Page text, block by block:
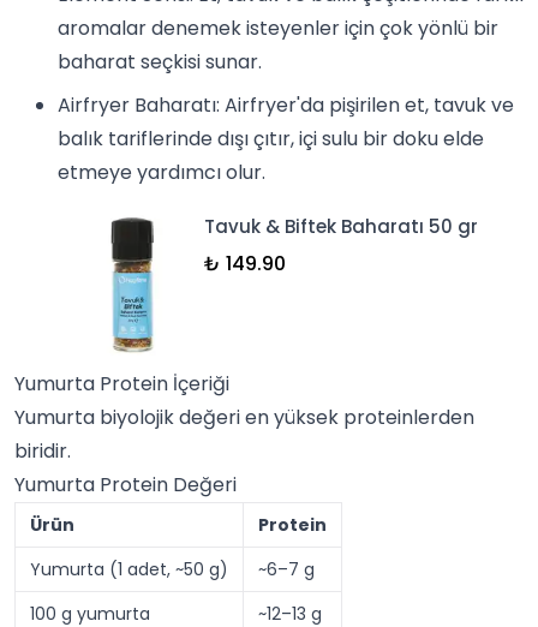
aromalar denemek isteyenler için çok yönlü bir
baharat seçkisi sunar.
Airfryer Baharatı: Airfryer'da pişirilen et, tavuk ve
balık tariflerinde dışı çıtır, içi sulu bir doku elde
etmeye yardımcı olur.
Tavuk & Biftek Baharatı 50 gr
₺ 149.90
Yumurta Protein İçeriği
Yumurta biyolojik değeri en yüksek proteinlerden
biridir.
Yumurta Protein Değeri
Ürün
Protein
Yumurta (1 adet, ~50 g)
~6–7 g
100 g yumurta
~12–13 g